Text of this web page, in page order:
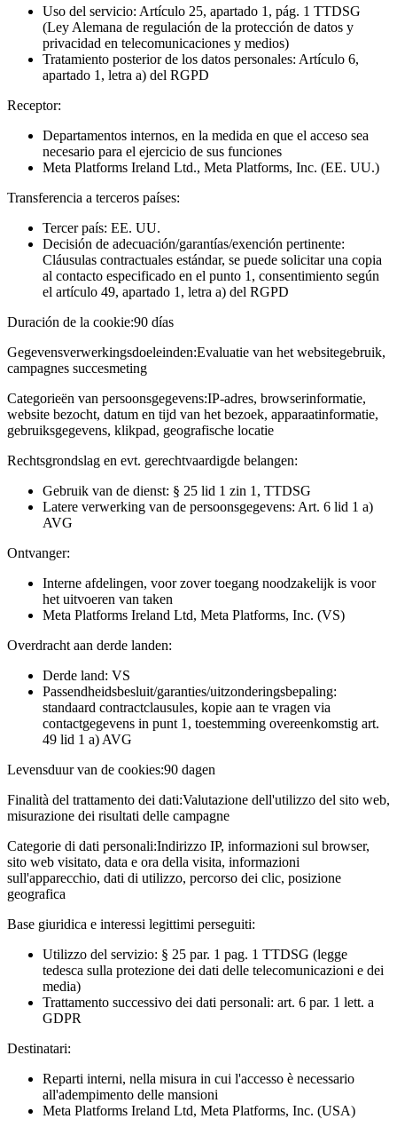
Uso del servicio: Artículo 25, apartado 1, pág. 1 TTDSG
(Ley Alemana de regulación de la protección de datos y
privacidad en telecomunicaciones y medios)
Tratamiento posterior de los datos personales: Artículo 6,
apartado 1, letra a) del RGPD
Receptor:
Departamentos internos, en la medida en que el acceso sea
necesario para el ejercicio de sus funciones
Meta Platforms Ireland Ltd., Meta Platforms, Inc. (EE. UU.)
Transferencia a terceros países:
Tercer país: EE. UU.
Decisión de adecuación/garantías/exención pertinente:
Cláusulas contractuales estándar, se puede solicitar una copia
al contacto especificado en el punto 1, consentimiento según
el artículo 49, apartado 1, letra a) del RGPD
Duración de la cookie:90 días
Gegevensverwerkingsdoeleinden:Evaluatie van het websitegebruik,
campagnes succesmeting
Categorieën van persoonsgegevens:IP-adres, browserinformatie,
website bezocht, datum en tijd van het bezoek, apparaatinformatie,
gebruiksgegevens, klikpad, geografische locatie
Rechtsgrondslag en evt. gerechtvaardigde belangen:
Gebruik van de dienst: § 25 lid 1 zin 1, TTDSG
Latere verwerking van de persoonsgegevens: Art. 6 lid 1 a)
AVG
Ontvanger:
Interne afdelingen, voor zover toegang noodzakelijk is voor
het uitvoeren van taken
Meta Platforms Ireland Ltd, Meta Platforms, Inc. (VS)
Overdracht aan derde landen:
Derde land: VS
Passendheidsbesluit/garanties/uitzonderingsbepaling:
standaard contractclausules, kopie aan te vragen via
contactgegevens in punt 1, toestemming overeenkomstig art.
49 lid 1 a) AVG
Levensduur van de cookies:90 dagen
Finalità del trattamento dei dati:Valutazione dell'utilizzo del sito web,
misurazione dei risultati delle campagne
Categorie di dati personali:Indirizzo IP, informazioni sul browser,
sito web visitato, data e ora della visita, informazioni
sull'apparecchio, dati di utilizzo, percorso dei clic, posizione
geografica
Base giuridica e interessi legittimi perseguiti:
Utilizzo del servizio: § 25 par. 1 pag. 1 TTDSG (legge
tedesca sulla protezione dei dati delle telecomunicazioni e dei
media)
Trattamento successivo dei dati personali: art. 6 par. 1 lett. a
GDPR
Destinatari:
Reparti interni, nella misura in cui l'accesso è necessario
all'adempimento delle mansioni
Meta Platforms Ireland Ltd, Meta Platforms, Inc. (USA)